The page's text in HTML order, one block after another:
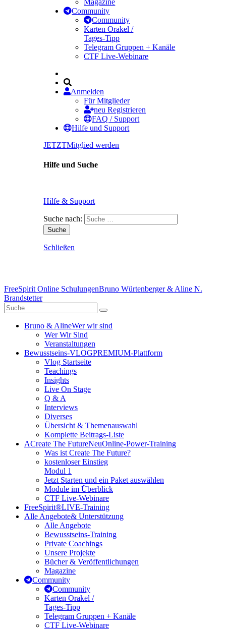
Magazine
Community
Community
Karten Orakel /
Tages-Tipp
Telegram Gruppen + Kanäle
CTF Live-Webinare
Anmelden
Für Mitglieder
neu Registrieren
FAQ / Support
Hilfe und Support
JETZTMitglied werden
Hilfe und Suche
Hilfe & Support
Suche nach:
Schließen
FreeSpirit Online SchulungenBruno Würtenberger & Aline N.
Brandstetter
Bruno & AlineWer wir sind
Wer Wir Sind
Veranstaltungen
Bewusstseins-VLOGPREMIUM-Plattform
Vlog Startseite
Teachings
Insights
Live On Stage
Q & A
Interviews
Diverses
Übersicht & Themenauswahl
Komplette Beitrags-Liste
ACreate The FutureNeuOnline-Power-Training
Was ist Create The Future?
kostenloser Einstieg
Modul 1
Jetzt Starten und ein Paket auswählen
Module im Überblick
CTF Live-Webinare
FreeSpirit®LIVE-Training
Alle Angebote& Unterstützung
Alle Angebote
Bewusstseins-Training
Private Coachings
Unsere Projekte
Bücher & Veröffentlichungen
Magazine
Community
Community
Karten Orakel /
Tages-Tipp
Telegram Gruppen + Kanäle
CTF Live-Webinare